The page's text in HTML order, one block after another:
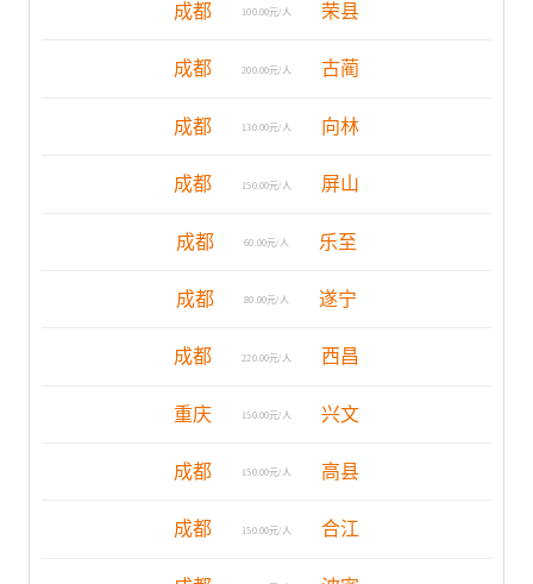
成都 100.00元/人 荣县
成都 200.00元/人 古蔺
成都 130.00元/人 向林
成都 150.00元/人 屏山
成都 60.00元/人 乐至
成都 80.00元/人 遂宁
成都 220.00元/人 西昌
重庆 150.00元/人 兴文
成都 150.00元/人 高县
成都 150.00元/人 合江